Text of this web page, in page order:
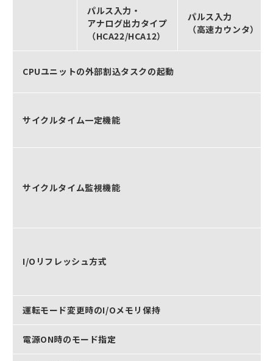
パルス入力・
アナログ出力タイプ
（HCA22/HCA12）
パルス入力
（高速カウンタ）
CPUユニットの外部割込タスクの起動
サイクルタイム一定機能
サイクルタイム監視機能
I/Oリフレッシュ方式
運転モード変更時のI/Oメモリ保持
電源ON時のモード指定